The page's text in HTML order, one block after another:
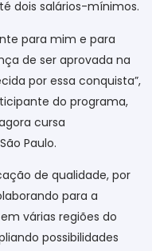
dois salários-mínimos.
para mim e para
de ser aprovada na
por essa conquista”,
do programa,
cursa
Paulo.
de qualidade, por
para a
várias regiões do
possibilidades